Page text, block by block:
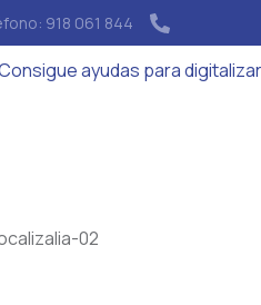
918 061 844
ayudas para